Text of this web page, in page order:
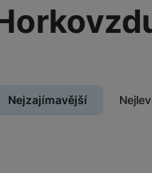
Myčky
Vestavné
Nejzajímavější